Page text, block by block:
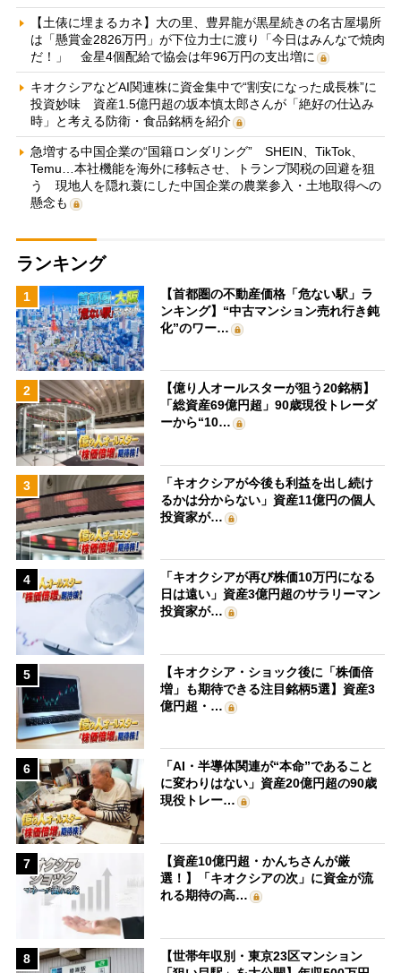
【土俵に埋まるカネ】大の里、豊昇龍が黒星続きの名古屋場所
は「懸賞金2826万円」が下位力士に渡り「今日はみんなで焼肉
だ！」 金星4個配給で協会は年96万円の支出増に
キオクシアなどAI関連株に資金集中で“割安になった成長株”に
投資妙味 資産1.5億円超の坂本慎太郎さんが「絶好の仕込み
時」と考える防衛・食品銘柄を紹介
急増する中国企業の“国籍ロンダリング” SHEIN、TikTok、
Temu…本社機能を海外に移転させ、トランプ関税の回避を狙
う 現地人を隠れ蓑にした中国企業の農業参入・土地取得への
懸念も
ランキング
1
【首都圏の不動産価格「危ない駅」ラ
ンキング】“中古マンション売れ行き鈍
化”のワー…
2
【億り人オールスターが狙う20銘柄】
「総資産69億円超」90歳現役トレーダ
ーから“10…
3
「キオクシアが今後も利益を出し続け
るかは分からない」資産11億円の個人
投資家が…
4
「キオクシアが再び株価10万円になる
日は遠い」資産3億円超のサラリーマン
投資家が…
5
【キオクシア・ショック後に「株価倍
増」も期待できる注目銘柄5選】資産3
億円超・…
6
「AI・半導体関連が“本命”であること
に変わりはない」資産20億円超の90歳
現役トレー…
7
【資産10億円超・かんちさんが厳
選！】「キオクシアの次」に資金が流
れる期待の高…
8
【世帯年収別・東京23区マンション